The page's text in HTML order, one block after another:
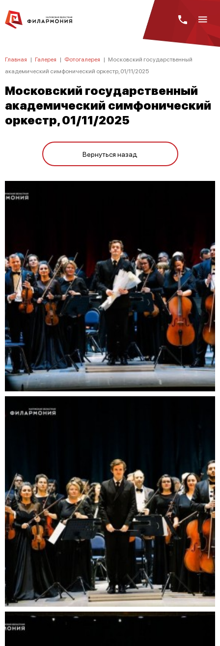
Главная | Галерея | Фотогалерея | Московский государственный
академический симфонический оркестр, 01/11/2025
Московский государственный
академический симфонический
оркестр, 01/11/2025
Вернуться назад